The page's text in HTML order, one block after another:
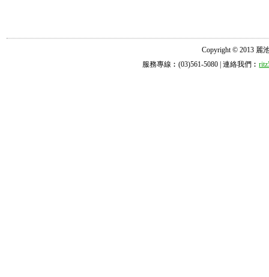
Copyright © 2013 麗
服務專線︰(03)561-5080 | 連絡我們︰